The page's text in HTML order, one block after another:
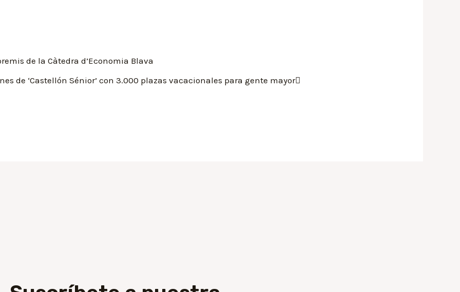
de la Càtedra d’Economia Blava
de ‘Castellón Sénior’ con 3.000 plazas vacacionales para gente mayor